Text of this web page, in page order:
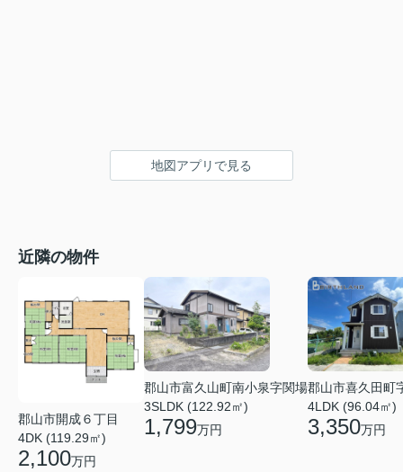
地図アプリで見る
近隣の物件
郡山市開成６丁目
4DK (119.29㎡)
2,100万円
郡山市富久山町南小泉字関場
3SLDK (122.92㎡)
1,799万円
郡山市喜久田町
4LDK (96.04㎡)
3,350万円